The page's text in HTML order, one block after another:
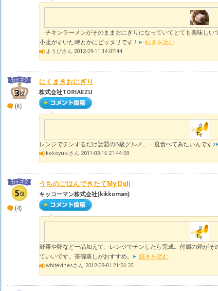
チキンラーメンがそのままおにぎりになっていてとても美味しい
小腹がすいた時とかにピッタリです！
続きを読む
ようぴさん 2012-09-11 14:07:44
(6)
にくまきおにぎり
株式会社TORIAEZU
レンジでチンするだけ話題のB級グルメ、一度食べてみたいんです♪
kokoyukiさん 2011-03-16 21:44:58
(4)
うちのごはんできたてMy Deli
キッコーマン株式会社(kikkoman)
野菜や卵など一品加えて、レンジでチンしたら完成。付属の箱が
ていいです。茶碗蒸しがおすすめ。
続きを読む
whitevinesさん 2012-08-01 21:06:35